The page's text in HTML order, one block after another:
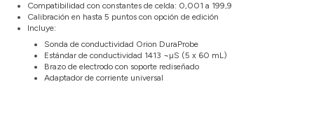
Compatibilidad con constantes de celda: 0,001 a 199,9
Calibración en hasta 5 puntos con opción de edición
Incluye:
Sonda de conductividad Orion DuraProbe
Estándar de conductividad 1413 ¬µS (5 x 60 mL)
Brazo de electrodo con soporte rediseñado
Adaptador de corriente universal